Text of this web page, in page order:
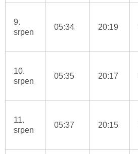
9.
srpen
05:34 20:19
10.
srpen
05:35 20:17
11.
srpen
05:37 20:15